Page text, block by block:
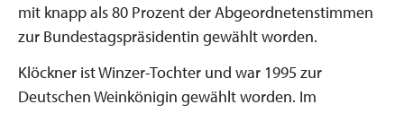
mit knapp als 80 Prozent der Abgeordnetenstimmen
zur Bundestagspräsidentin gewählt worden.
Klöckner ist Winzer-Tochter und war 1995 zur
Deutschen Weinkönigin gewählt worden. Im